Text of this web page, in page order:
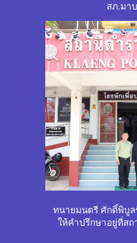
สภ.มา
ทนายมนตรี ศักดิ์พิบู
ให้คำปรึกษาอยู่ที่สถ